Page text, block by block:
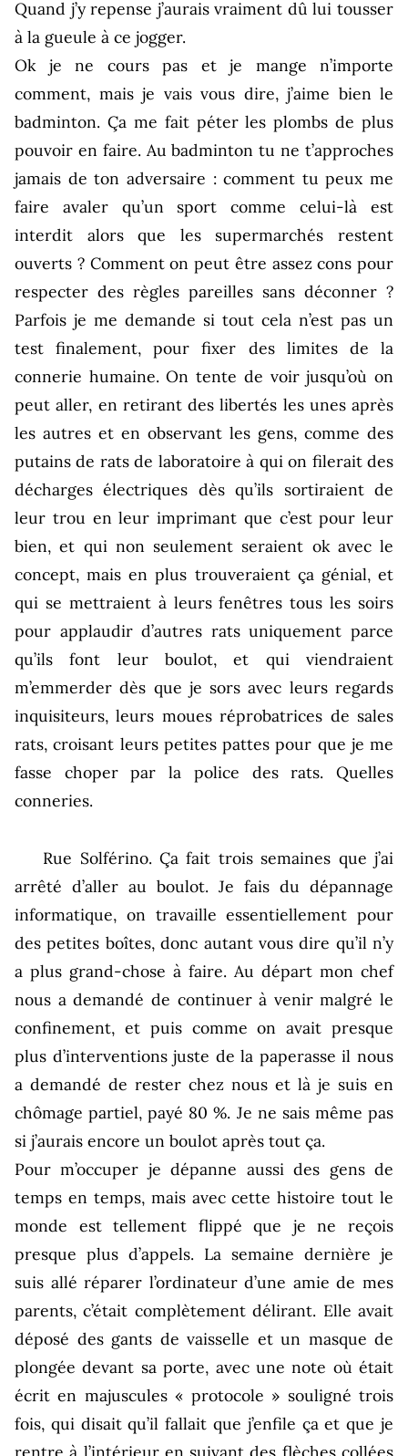
Quand j’y repense j’aurais vraiment dû lui tousser
à la gueule à ce jogger.
Ok je ne cours pas et je mange n’importe
comment, mais je vais vous dire, j’aime bien le
badminton. Ça me fait péter les plombs de plus
pouvoir en faire. Au badminton tu ne t’approches
jamais de ton adversaire : comment tu peux me
faire avaler qu’un sport comme celui-là est
interdit alors que les supermarchés restent
ouverts ? Comment on peut être assez cons pour
respecter des règles pareilles sans déconner ?
Parfois je me demande si tout cela n’est pas un
test finalement, pour fixer des limites de la
connerie humaine. On tente de voir jusqu’où on
peut aller, en retirant des libertés les unes après
les autres et en observant les gens, comme des
putains de rats de laboratoire à qui on filerait des
décharges électriques dès qu’ils sortiraient de
leur trou en leur imprimant que c’est pour leur
bien, et qui non seulement seraient ok avec le
concept, mais en plus trouveraient ça génial, et
qui se mettraient à leurs fenêtres tous les soirs
pour applaudir d’autres rats uniquement parce
qu’ils font leur boulot, et qui viendraient
m’emmerder dès que je sors avec leurs regards
inquisiteurs, leurs moues réprobatrices de sales
rats, croisant leurs petites pattes pour que je me
fasse choper par la police des rats. Quelles
conneries.
Rue Solférino. Ça fait trois semaines que j’ai
arrêté d’aller au boulot. Je fais du dépannage
informatique, on travaille essentiellement pour
des petites boîtes, donc autant vous dire qu’il n’y
a plus grand-chose à faire. Au départ mon chef
nous a demandé de continuer à venir malgré le
confinement, et puis comme on avait presque
plus d’interventions juste de la paperasse il nous
a demandé de rester chez nous et là je suis en
chômage partiel, payé 80 %. Je ne sais même pas
si j’aurais encore un boulot après tout ça.
Pour m’occuper je dépanne aussi des gens de
temps en temps, mais avec cette histoire tout le
monde est tellement flippé que je ne reçois
presque plus d’appels. La semaine dernière je
suis allé réparer l’ordinateur d’une amie de mes
parents, c’était complètement délirant. Elle avait
déposé des gants de vaisselle et un masque de
plongée devant sa porte, avec une note où était
écrit en majuscules « protocole » souligné trois
fois, qui disait qu’il fallait que j’enfile ça et que je
rentre à l’intérieur en suivant des flèches collées